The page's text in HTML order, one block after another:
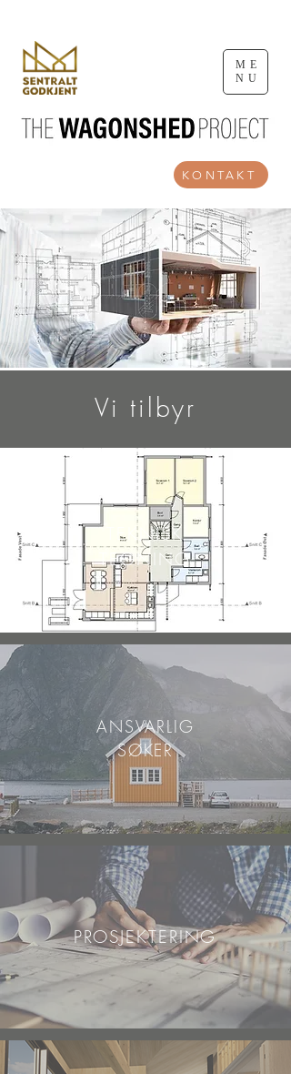
ME
NU
KONTAKT
Vi tilbyr
TEKNISK
TEGNING
ANSVARLIG
SØKER
PROSJEKTERING